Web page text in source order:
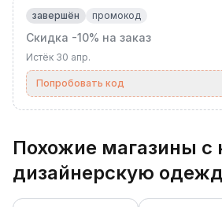
завершён промокод
Скидка -10% на заказ
Истёк 30 апр.
Попробовать код
Похожие магазины с
дизайнерскую